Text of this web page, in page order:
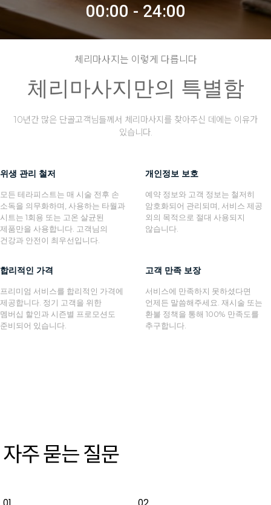
00:00 - 24:00
체리마사지는 이렇게 다릅니다
체리마사지만의 특별함
10년간 많은 단골고객님들께서 체리마사지를 찾아주신 데에는 이유가
있습니다.
위생 관리 철저
모든 테라피스트는 매 시술 전후 손
소독을 의무화하며, 사용하는 타월과
시트는 1회용 또는 고온 살균된
제품만을 사용합니다. 고객님의
건강과 안전이 최우선입니다.
개인정보 보호
예약 정보와 고객 정보는 철저히
암호화되어 관리되며, 서비스 제공
외의 목적으로 절대 사용되지
않습니다.
합리적인 가격
프리미엄 서비스를 합리적인 가격에
제공합니다. 정기 고객을 위한
멤버십 할인과 시즌별 프로모션도
준비되어 있습니다.
고객 만족 보장
서비스에 만족하지 못하셨다면
언제든 말씀해주세요. 재시술 또는
환불 정책을 통해 100% 만족도를
추구합니다.
자주 묻는 질문